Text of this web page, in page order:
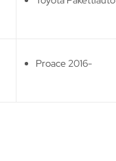
Proace 2016-